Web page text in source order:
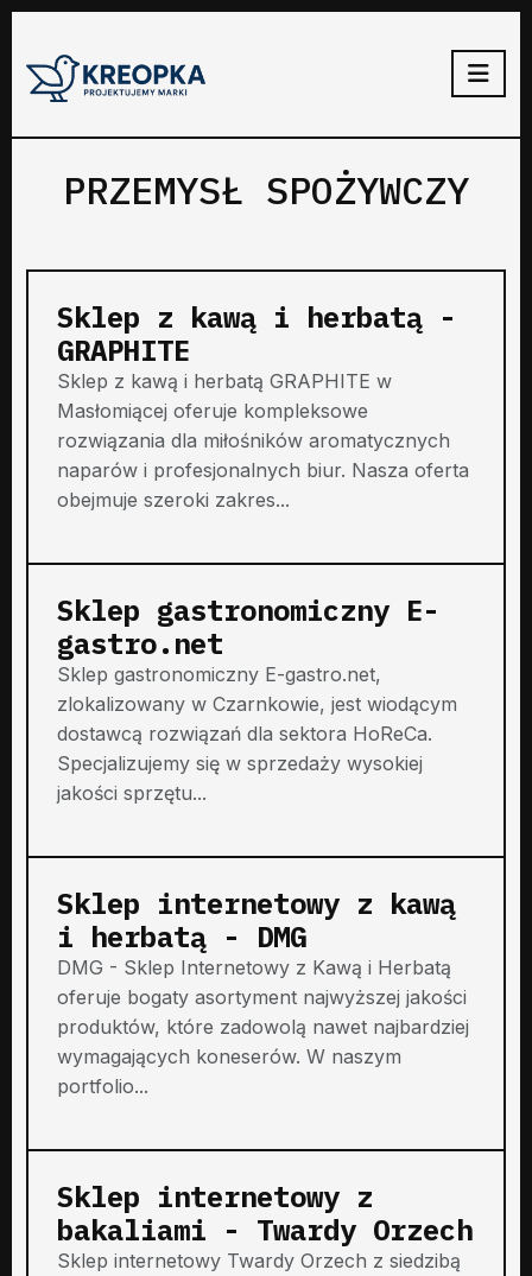
PRZEMYSŁ SPOŻYWCZY
Sklep z kawą i herbatą -
GRAPHITE
Sklep z kawą i herbatą GRAPHITE w
Masłomiącej oferuje kompleksowe
rozwiązania dla miłośników aromatycznych
naparów i profesjonalnych biur. Nasza oferta
obejmuje szeroki zakres...
Sklep gastronomiczny E-
gastro.net
Sklep gastronomiczny E-gastro.net,
zlokalizowany w Czarnkowie, jest wiodącym
dostawcą rozwiązań dla sektora HoReCa.
Specjalizujemy się w sprzedaży wysokiej
jakości sprzętu...
Sklep internetowy z kawą
i herbatą - DMG
DMG - Sklep Internetowy z Kawą i Herbatą
oferuje bogaty asortyment najwyższej jakości
produktów, które zadowolą nawet najbardziej
wymagających koneserów. W naszym
portfolio...
Sklep internetowy z
bakaliami - Twardy Orzech
Sklep internetowy Twardy Orzech z siedzibą